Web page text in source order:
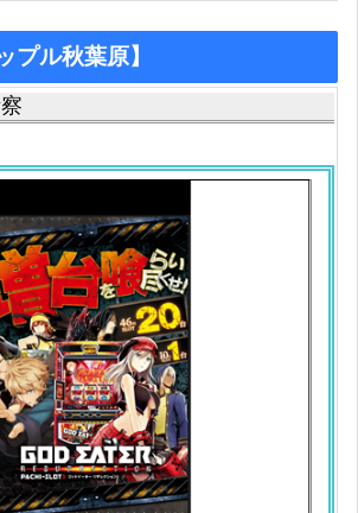
プル秋葉原】